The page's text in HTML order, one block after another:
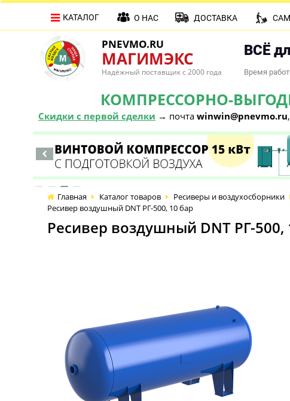
PNEVMO.RU
МАГИМЭКС
Надёжный поставщик с 2000 года
ВСЁ
Время
КОМПРЕССОРНО-
Скидки с первой сделки → почта winwin@pnevmo.ru
КАТАЛОГ О НАС ДОСТАВКА
Главная Каталог товаров Ресиверы и воздухосборники
Ресивер воздушный DNT РГ-500, 10 бар
Ресивер воздушный DNT РГ-500,